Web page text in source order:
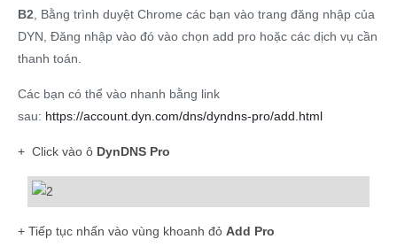
B2 , Bằng trình duyệt Chrome các bạn vào trang đăng nhập của
DYN, Đăng nhập vào đó vào chọn add pro hoặc các dịch vụ cần
thanh toán.
Các bạn có thể vào nhanh bằng link
sau: https://account.dyn.com/dns/dyndns-pro/add.html
+ Click vào ô DynDNS Pro
+ Tiếp tục nhấn vào vùng khoanh đỏ Add Pro